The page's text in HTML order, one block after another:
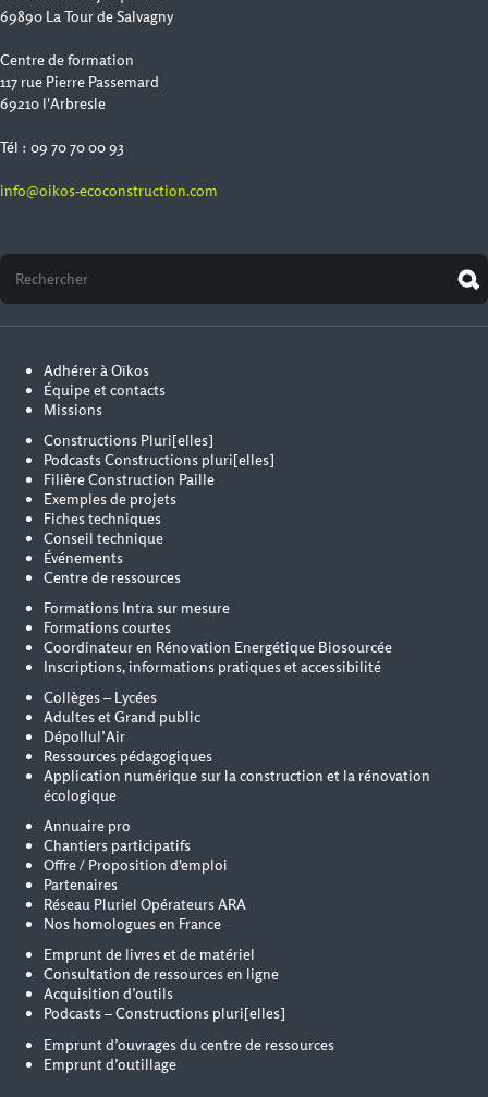
69890 La Tour de Salvagny
Centre de formation
117 rue Pierre Passemard
69210 l'Arbresle
Tél : 09 70 70 00 93
info@oikos-ecoconstruction.com
Adhérer à Oïkos
Équipe et contacts
Missions
Constructions Pluri[elles]
Podcasts Constructions pluri[elles]
Filière Construction Paille
Exemples de projets
Fiches techniques
Conseil technique
Événements
Centre de ressources
Formations Intra sur mesure
Formations courtes
Coordinateur en Rénovation Energétique Biosourcée
Inscriptions, informations pratiques et accessibilité
Collèges – Lycées
Adultes et Grand public
Dépollul’Air
Ressources pédagogiques
Application numérique sur la construction et la rénovation
écologique
Annuaire pro
Chantiers participatifs
Offre / Proposition d'emploi
Partenaires
Réseau Pluriel Opérateurs ARA
Nos homologues en France
Emprunt de livres et de matériel
Consultation de ressources en ligne
Acquisition d’outils
Podcasts – Constructions pluri[elles]
Emprunt d’ouvrages du centre de ressources
Emprunt d’outillage